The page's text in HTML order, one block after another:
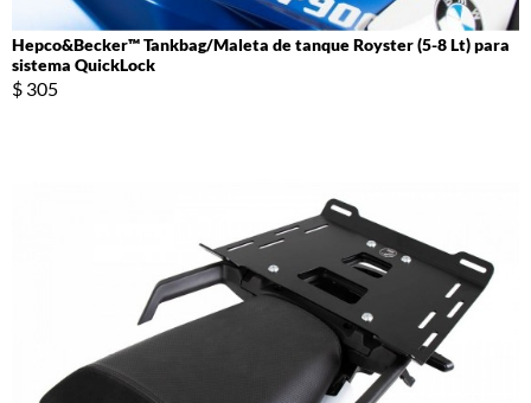
Hepco&Becker™ Tankbag/Maleta de tanque Royster (5-8 Lt) para
sistema QuickLock
$ 305